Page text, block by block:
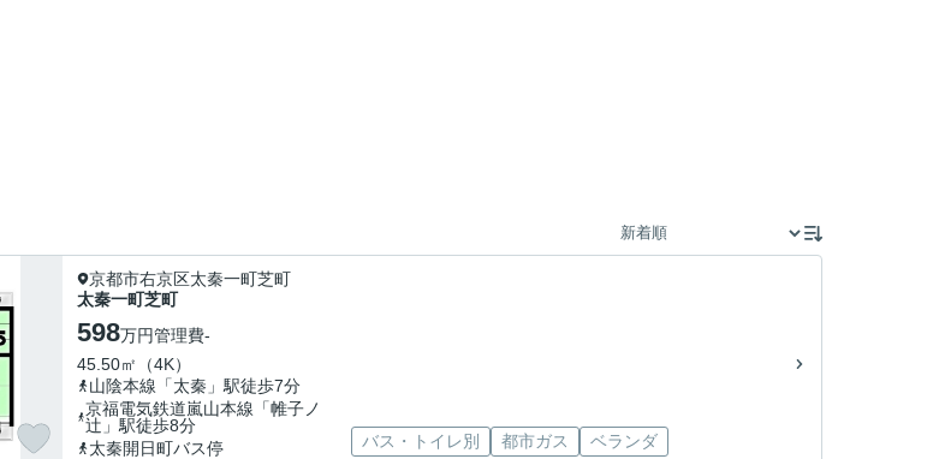
京都市右京区太秦一町芝町
太秦一町芝町
598万円管理費-
45.50㎡（4K）
山陰本線「太秦」駅徒歩7分
京福電気鉄道嵐山本線「帷子ノ
辻」駅徒歩8分
太秦開日町バス停
バス・トイレ別 都市ガス ベランダ